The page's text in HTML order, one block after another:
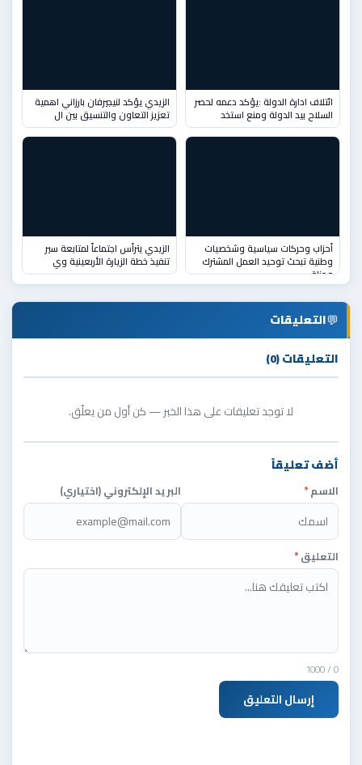
ائتلاف ادارة الدولة :يؤكد دعمه لحصر
السلاح بيد الدولة ومنع استخد
الزيدي يؤكد لنيجيرفان بارزاني اهمية
تعزيز التعاون والتنسيق بين ال
أحزاب وحركات سياسية وشخصيات
وطنية تبحث توحيد العمل المشترك
ومناق
الزيدي يترأس اجتماعاً لمتابعة سير
تنفيذ خطة الزيارة الأربعينية وي
💬التعليقات
التعليقات (0)
لا توجد تعليقات على هذا الخبر — كن أول من يعلّق.
أضف تعليقاً
الاسم* البريد الإلكتروني (اختياري)
التعليق*
0
/ 1000
إرسال التعليق